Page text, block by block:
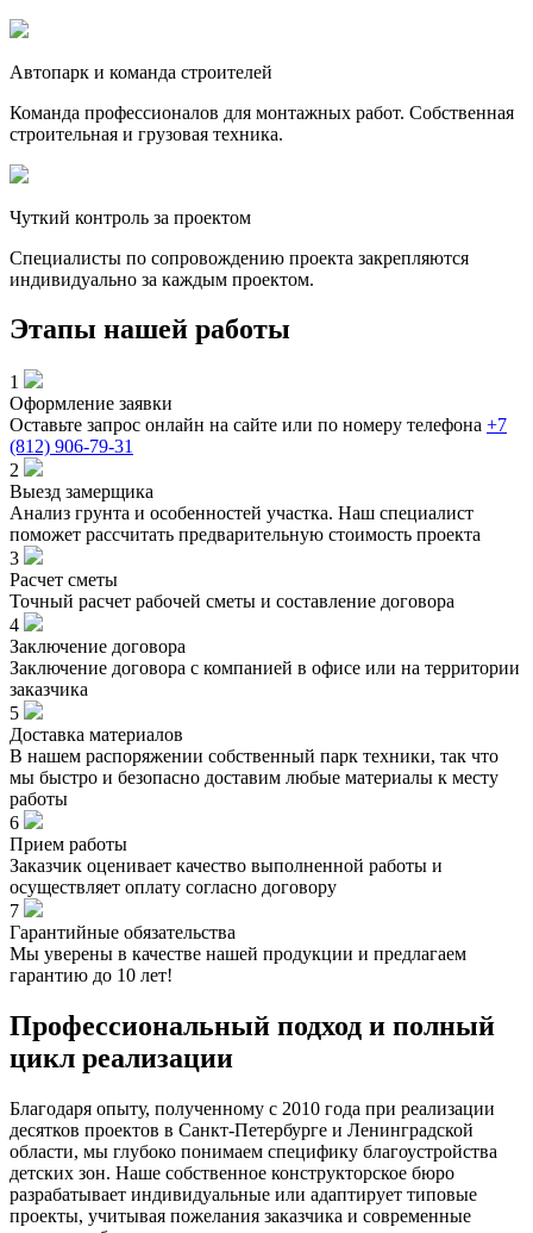
Автопарк и команда строителей
Команда профессионалов для монтажных работ. Собственная
строительная и грузовая техника.
Чуткий контроль за проектом
Специалисты по сопровождению проекта закрепляются
индивидуально за каждым проектом.
Этапы нашей работы
1
Оформление заявки
Оставьте запрос онлайн на сайте или по номеру телефона +7
(812) 906-79-31
2
Выезд замерщика
Анализ грунта и особенностей участка. Наш специалист
поможет рассчитать предварительную стоимость проекта
3
Расчет сметы
Точный расчет рабочей сметы и составление договора
4
Заключение договора
Заключение договора с компанией в офисе или на территории
заказчика
5
Доставка материалов
В нашем распоряжении собственный парк техники, так что
мы быстро и безопасно доставим любые материалы к месту
работы
6
Прием работы
Заказчик оценивает качество выполненной работы и
осуществляет оплату согласно договору
7
Гарантийные обязательства
Мы уверены в качестве нашей продукции и предлагаем
гарантию до 10 лет!
Профессиональный подход и полный
цикл реализации
Благодаря опыту, полученному с 2010 года при реализации
десятков проектов в Санкт-Петербурге и Ленинградской
области, мы глубоко понимаем специфику благоустройства
детских зон. Наше собственное конструкторское бюро
разрабатывает индивидуальные или адаптирует типовые
проекты, учитывая пожелания заказчика и современные